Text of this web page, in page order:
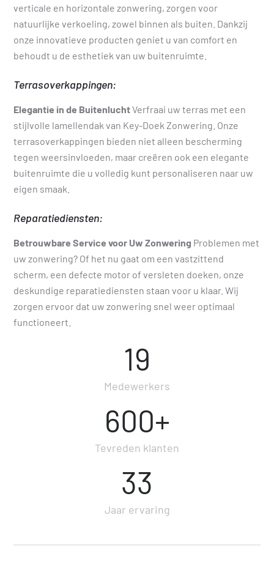
verticale en horizontale zonwering, zorgen voor
natuurlijke verkoeling, zowel binnen als buiten. Dankzij
onze innovatieve producten geniet u van comfort en
behoudt u de esthetiek van uw buitenruimte.
Terrasoverkappingen:
Elegantie in de BuitenluchtVerfraai uw terras met een
stijlvolle lamellendak van Key-Doek Zonwering. Onze
terrasoverkappingen bieden niet alleen bescherming
tegen weersinvloeden, maar creëren ook een elegante
buitenruimte die u volledig kunt personaliseren naar uw
eigen smaak.
Reparatiediensten:
Betrouwbare Service voor Uw Zonwering Problemen met
uw zonwering? Of het nu gaat om een vastzittend
scherm, een defecte motor of versleten doeken, onze
deskundige reparatiediensten staan voor u klaar. Wij
zorgen ervoor dat uw zonwering snel weer optimaal
functioneert.
19
Medewerkers
600+
Tevreden klanten
33
Jaar ervaring